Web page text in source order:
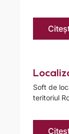
Soft de
teritoriul